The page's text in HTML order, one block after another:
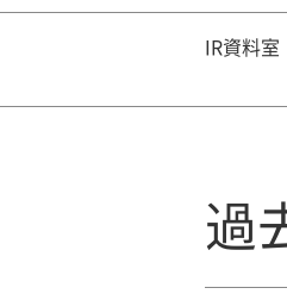
IR資料室
過